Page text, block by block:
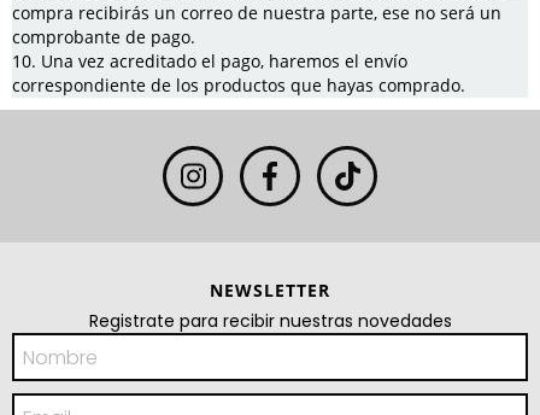
compra recibirás un correo de nuestra parte, ese no será un
comprobante de pago.
Una vez acreditado el pago, haremos el envío
correspondiente de los productos que hayas comprado.
NEWSLETTER
Registrate para recibir nuestras novedades